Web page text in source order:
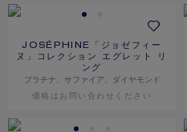
JOSÉPHINE「ジョゼフィー
ヌ」コレクション エグレット リ
ング
プラチナ、サファイア、ダイヤモンド
価格は​お問い合わせください